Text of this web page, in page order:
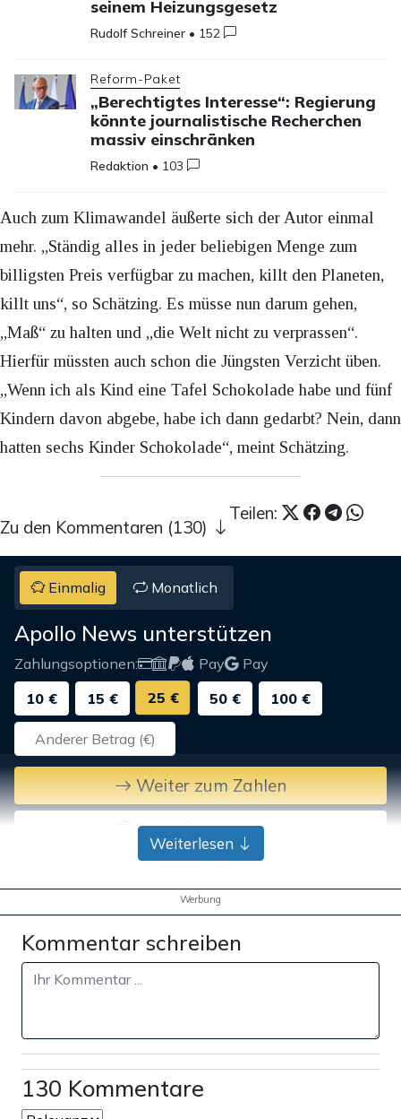
seinem Heizungsgesetz
Rudolf Schreiner • 152
Reform-Paket
„Berechtigtes Interesse“: Regierung
könnte journalistische Recherchen
massiv einschränken
Redaktion • 103
Auch zum Klimawandel äußerte sich der Autor einmal
mehr. „Ständig alles in jeder beliebigen Menge zum
billigsten Preis verfügbar zu machen, killt den Planeten,
killt uns“, so Schätzing. Es müsse nun darum gehen,
„Maß“ zu halten und „die Welt nicht zu verprassen“.
Hierfür müssten auch schon die Jüngsten Verzicht üben.
„Wenn ich als Kind eine Tafel Schokolade habe und fünf
Kindern davon abgebe, habe ich dann gedarbt? Nein, dann
hatten sechs Kinder Schokolade“, meint Schätzing.
Teilen:
Zu den Kommentaren (130)
Einmalig Monatlich
Apollo News unterstützen
Zahlungsoptionen: Pay
Pay
10 €
15 € 25 € 50 € 100 €
Weiter zum Zahlen
Bank-Überweisung
Weiterlesen
Werbung
Kommentar schreiben
130 Kommentare